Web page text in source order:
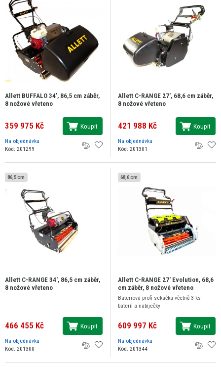
Allett BUFFALO 34', 86,5 cm záběr,
8 nožové vřeteno
359 975 Kč Koupit
Na objednávku
Kód: 201299
Allett C-RANGE 27', 68,6 cm záběr,
8 nožové vřeteno
421 988 Kč Koupit
Na objednávku
Kód: 201301
86,5 cm
Allett C-RANGE 34', 86,5 cm záběr,
8 nožové vřeteno
466 455 Kč Koupit
Na objednávku
Kód: 201300
68,6 cm
Allett C-RANGE 27' Evolution, 68,6
cm záběr, 8 nožové vřeteno
Bateriová profi sekačka včetně 3 ks
bateríí a nabíječky
609 997 Kč Koupit
Na objednávku
Kód: 201344